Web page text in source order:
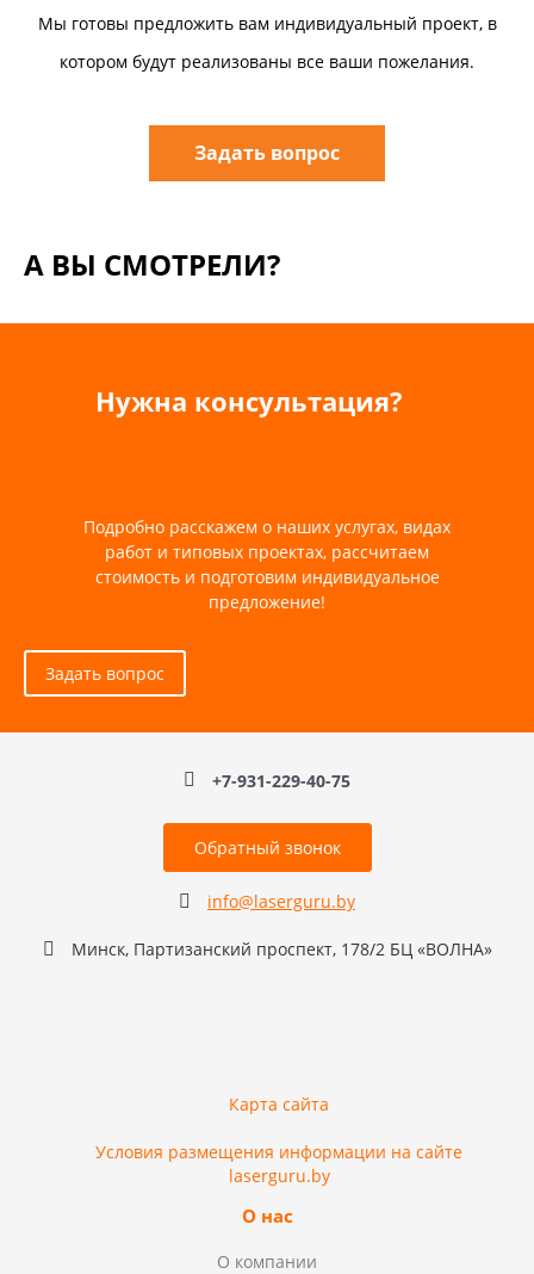
Мы готовы предложить вам индивидуальный проект, в
котором будут реализованы все ваши пожелания.
Задать вопрос
А ВЫ СМОТРЕЛИ?
Нужна консультация?
Подробно расскажем о наших услугах, видах
работ и типовых проектах, рассчитаем
стоимость и подготовим индивидуальное
предложение!
Задать вопрос
+7-931-229-40-75
Обратный звонок
info@laserguru.by
Минск, Партизанский проспект, 178/2 БЦ «ВОЛНА»
Карта сайта
Условия размещения информации на сайте
laserguru.by
О нас
О компании